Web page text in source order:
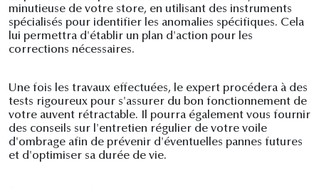
minutieuse de votre store, en utilisant des instruments
spécialisés pour identifier les anomalies spécifiques. Cela
lui permettra d'établir un plan d'action pour les
corrections nécessaires.
Une fois les travaux effectuées, le expert procédera à des
tests rigoureux pour s'assurer du bon fonctionnement de
votre auvent rétractable. Il pourra également vous fournir
des conseils sur l'entretien régulier de votre voile
d'ombrage afin de prévenir d'éventuelles pannes futures
et d'optimiser sa durée de vie.